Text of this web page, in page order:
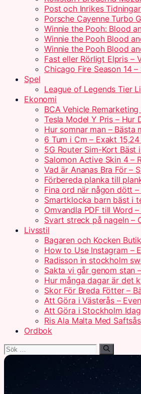
Post och Inrikes
Porsche Cayenne Turbo
Winnie the Pooh: Blood
Winnie the Pooh Blood
Winnie the Pooh Blood
Fast eller Rörligt Elpris –
Chicago Fire Season 14
Spel
League of Legends Tier
Ekonomi
BCA Vehicle
Tesla Model Y Pris – Hur
Hur somnar man – Bästa
6 Tum i Cm – Exakt
5G Router Sim-Kort Bäst
Salomon Active Skin 4 –
Vad är Ananas Bra För –
Förbereda planka till
Fina ord när någon dött
Smartklocka barn bäst i
Omvandla PDF till Word
Svart streck på nageln –
Livsstil
Bagaren och Kocken
How to Use Instagram –
Radisson in stockholm
Sakta vi går genom stan
Hur många dagar är det
Skor För Breda Fötter –
Att Göra i Västerås –
Att Göra i Stockholm
Ris Ala Malta Med
Ordbok
Sök
efter: